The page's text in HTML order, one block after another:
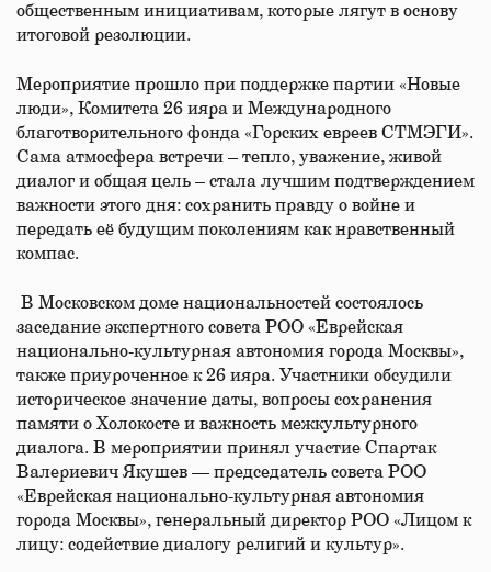
общественным инициативам, которые лягут в основу
итоговой резолюции.
Мероприятие прошло при поддержке партии «Новые
люди», Комитета 26 ияра и Международного
благотворительного фонда «Горских евреев СТМЭГИ».
Сама атмосфера встречи – тепло, уважение, живой
диалог и общая цель – стала лучшим подтверждением
важности этого дня: сохранить правду о войне и
передать её будущим поколениям как нравственный
компас.
В Московском доме национальностей состоялось
заседание экспертного совета РОО «Еврейская
национально-культурная автономия города Москвы»,
также приуроченное к 26 ияра. Участники обсудили
историческое значение даты, вопросы сохранения
памяти о Холокосте и важность межкультурного
диалога. В мероприятии принял участие Спартак
Валериевич Якушев — председатель совета РОО
«Еврейская национально-культурная автономия
города Москвы», генеральный директор РОО «Лицом к
лицу: содействие диалогу религий и культур».